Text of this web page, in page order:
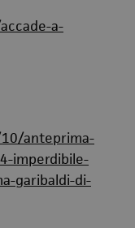
a-
anteprima-
imperdibile-
garibaldi-di-